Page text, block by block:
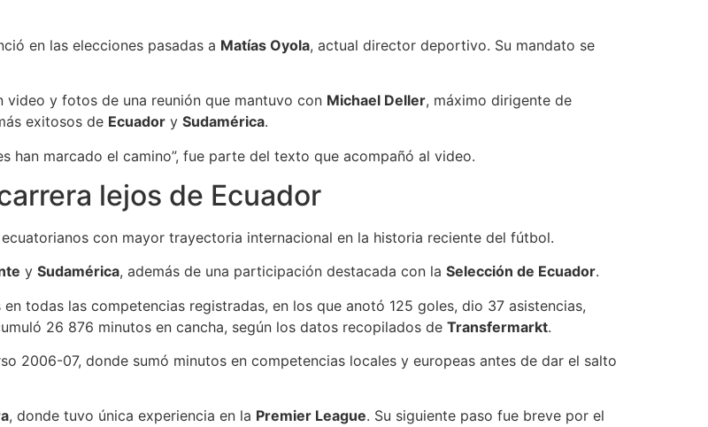
en las elecciones pasadas a Matías Oyola, actual director deportivo. Su mandato se
video y fotos de una reunión que mantuvo con Michael Deller, máximo dirigente de
exitosos de Ecuador y Sudamérica.
han marcado el camino”, fue parte del texto que acompañó al video.
lejos de Ecuador
con mayor trayectoria internacional en la historia reciente del fútbol.
y Sudamérica, además de una participación destacada con la Selección de Ecuador.
todas las competencias registradas, en los que anotó 125 goles, dio 37 asistencias,
26 876 minutos en cancha, según los datos recopilados de Transfermarkt.
2006-07, donde sumó minutos en competencias locales y europeas antes de dar el salto
, donde tuvo única experiencia en la Premier League. Su siguiente paso fue breve por el